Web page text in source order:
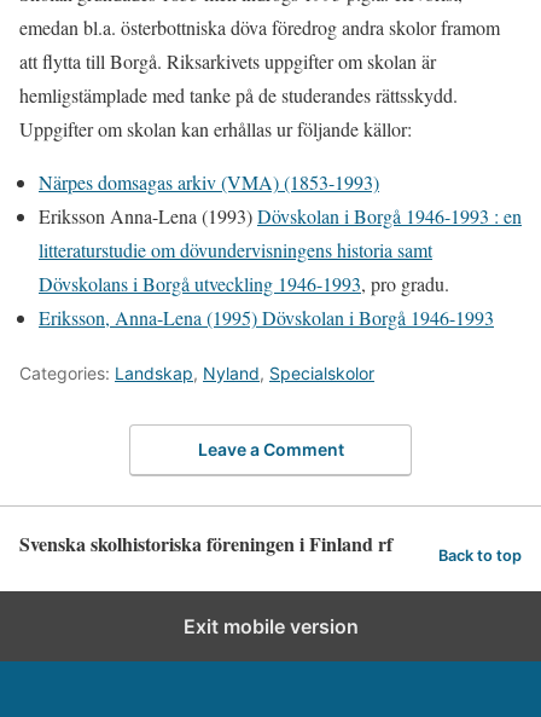
emedan bl.a. österbottniska döva föredrog andra skolor framom
att flytta till Borgå. Riksarkivets uppgifter om skolan är
hemligstämplade med tanke på de studerandes rättsskydd.
Uppgifter om skolan kan erhållas ur följande källor:
Närpes domsagas arkiv (VMA) (1853-1993)
Eriksson Anna-Lena (1993)Dövskolan i Borgå 1946-1993 : en
litteraturstudie om dövundervisningens historia samt
Dövskolans i Borgå utveckling 1946-1993, pro gradu.
Eriksson, Anna-Lena (1995) Dövskolan i Borgå 1946-1993
Categories: Landskap, Nyland, Specialskolor
Leave a Comment
Svenska skolhistoriska föreningen i Finland rf Back to top
Exit mobile version